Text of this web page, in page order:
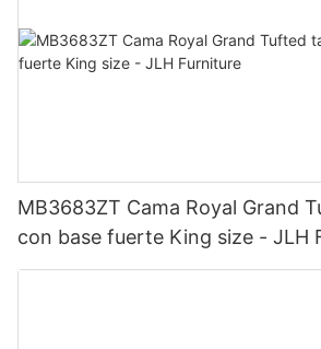
MB3683ZT Cama Royal Grand
con base fuerte King size - JLH